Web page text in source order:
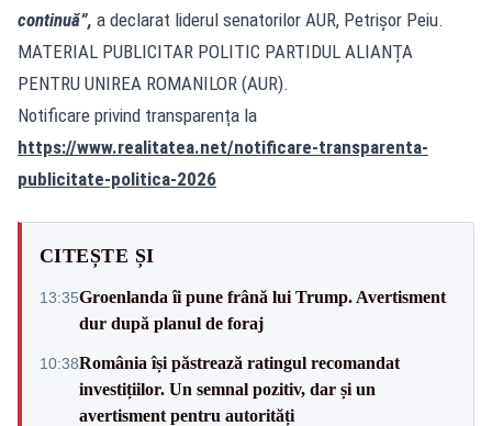
continuă”, a declarat liderul senatorilor AUR, Petrișor Peiu.
MATERIAL PUBLICITAR POLITIC PARTIDUL ALIANȚA
PENTRU UNIREA ROMANILOR (AUR).
Notificare privind transparența la
https://www.realitatea.net/notificare-transparenta-
publicitate-politica-2026
CITEȘTE ȘI
13:35Groenlanda îi pune frână lui Trump. Avertisment
dur după planul de foraj
10:38România își păstrează ratingul recomandat
investițiilor. Un semnal pozitiv, dar și un
avertisment pentru autorități